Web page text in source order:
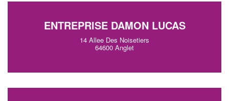
ENTREPRISE DAMON LUCAS
14 Allee Des Noisetiers
64600 Anglet